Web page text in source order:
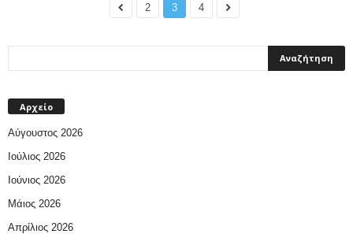
2 3 4
Αρχείο
Αύγουστος 2026
Ιούλιος 2026
Ιούνιος 2026
Μάιος 2026
Απρίλιος 2026